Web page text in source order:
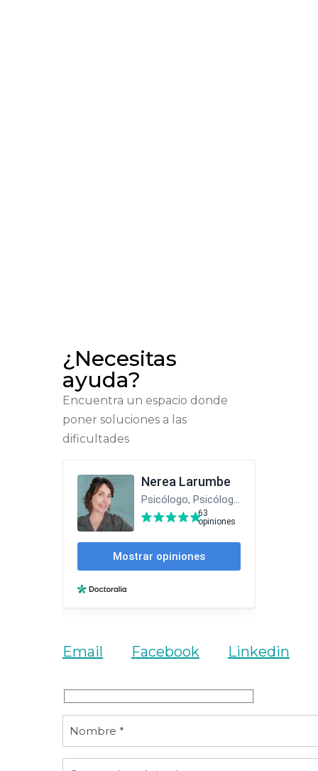
¿Necesitas
ayuda?
Encuentra un espacio donde
poner soluciones a las
dificultades
Email Facebook Linkedin